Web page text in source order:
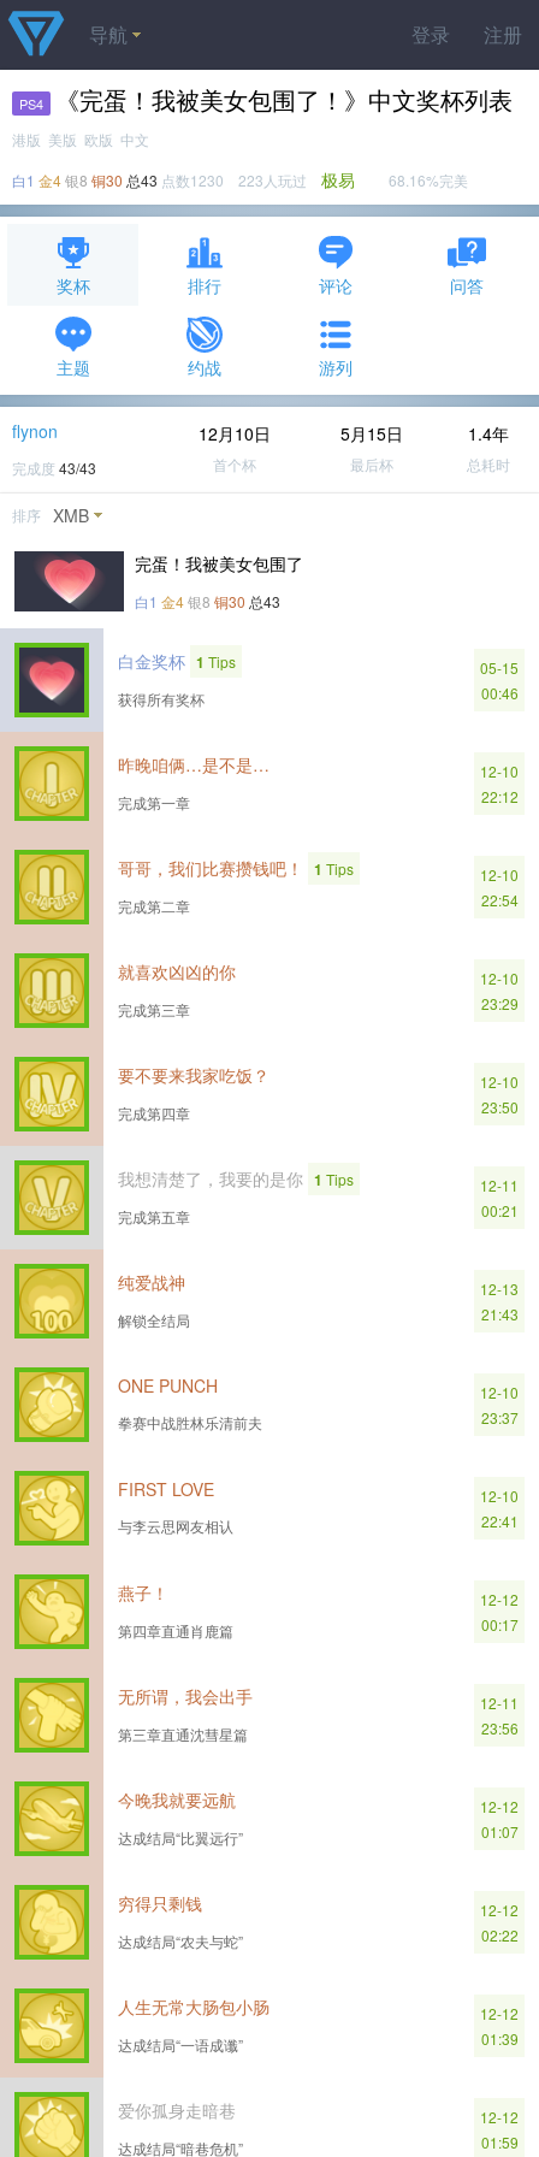
登录 注册
导航
PS4 《完蛋！我被美女包围了！》中文奖杯列表
港版 美版 欧版 中文
白1 金4银8 铜30 总43 点数1230 223人玩过 极易 68.16%完美
奖杯 排行 评论 问答
主题 约战 游列
flynon
完成度 43/43
12月10日
首个杯
5月15日
最后杯
1.4年
总耗时
排序 XMB
完蛋！我被美女包围了
白1 金4银8 铜30 总43
白金奖杯 1 Tips
获得所有奖杯
05-15
00:46
昨晚咱俩…是不是…
完成第一章
12-10
22:12
哥哥，我们比赛攒钱吧！ 1 Tips
完成第二章
12-10
22:54
就喜欢凶凶的你
完成第三章
12-10
23:29
要不要来我家吃饭？
完成第四章
12-10
23:50
我想清楚了，我要的是你 1 Tips
完成第五章
12-11
00:21
纯爱战神
解锁全结局
12-13
21:43
ONE PUNCH
拳赛中战胜林乐清前夫
12-10
23:37
FIRST LOVE
与李云思网友相认
12-10
22:41
燕子！
第四章直通肖鹿篇
12-12
00:17
无所谓，我会出手
第三章直通沈彗星篇
12-11
23:56
今晚我就要远航
达成结局“比翼远行”
12-12
01:07
穷得只剩钱
达成结局“农夫与蛇”
12-12
02:22
人生无常大肠包小肠
达成结局“一语成谶”
12-12
01:39
爱你孤身走暗巷
达成结局“暗巷危机”
12-12
01:59